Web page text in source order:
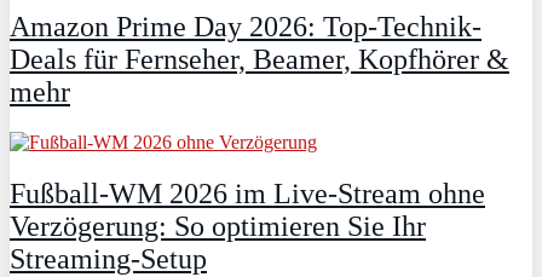
Amazon Prime Day 2026: Top-Technik-
Deals für Fernseher, Beamer, Kopfhörer &
mehr
Fußball-WM 2026 im Live-Stream ohne
Verzögerung: So optimieren Sie Ihr
Streaming-Setup